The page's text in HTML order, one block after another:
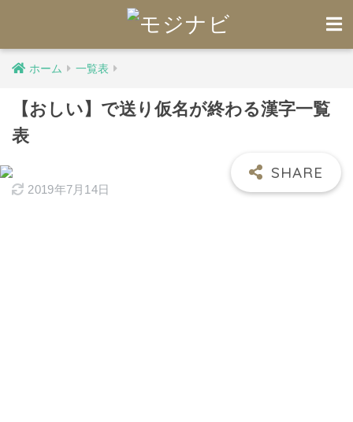
ホーム 一覧表
【おしい】で送り仮名が終わる漢字一覧
表
2019年7月14日